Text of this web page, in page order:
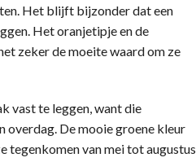
Het blijft bijzonder dat een
Het oranjetipje en de
zeker de moeite waard om ze
vast te leggen, want die
overdag. De mooie groene kleur
tegenkomen van mei tot augustus.